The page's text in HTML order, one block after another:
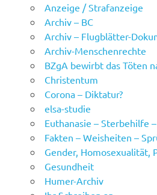
Anzeige / Strafanzeige
Archiv – BC
Archiv – Flugblätter-
Archiv-Menschenrechte
BZgA bewirbt das Töten
Christentum
Corona – Diktatur?
elsa-studie
Euthanasie – Sterbehilfe –
Fakten – Weisheiten –
Gender, Homosexualität,
Gesundheit
Humer-Archiv